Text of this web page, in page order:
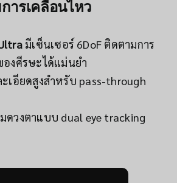
ารเคลื่อนไหว
มีเซ็นเซอร์ 6DoF ติดตามการ
องศีรษะได้แม่นยำ
เอียดสูงสำหรับ pass-through
ดวงตาแบบ dual eye tracking